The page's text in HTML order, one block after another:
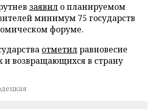
заявил о планируемом
минимум 75 государств
форуме.
отметилравновесие
возвращающихся в страну